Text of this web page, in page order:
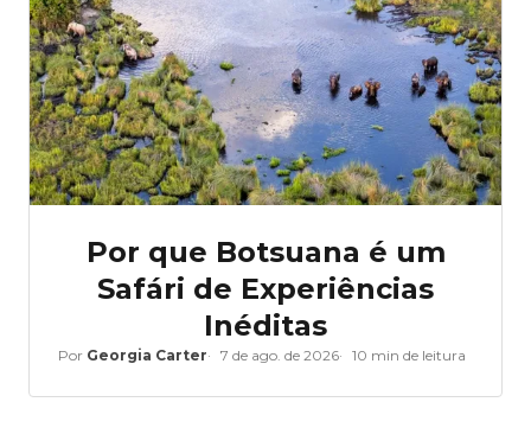
Por que Botsuana é um
Safári de Experiências
Inéditas
Por Georgia Carter 7 de ago. de 2026 10 min de leitura